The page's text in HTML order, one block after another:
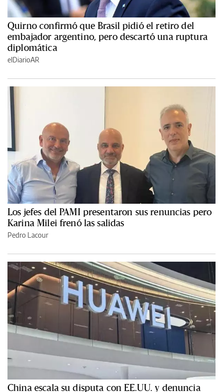
Quirno confirmó que Brasil pidió el retiro del
embajador argentino, pero descartó una ruptura
diplomática
elDiarioAR
Los jefes del PAMI presentaron sus renuncias pero
Karina Milei frenó las salidas
Pedro Lacour
China escala su disputa con EE.UU. y denuncia